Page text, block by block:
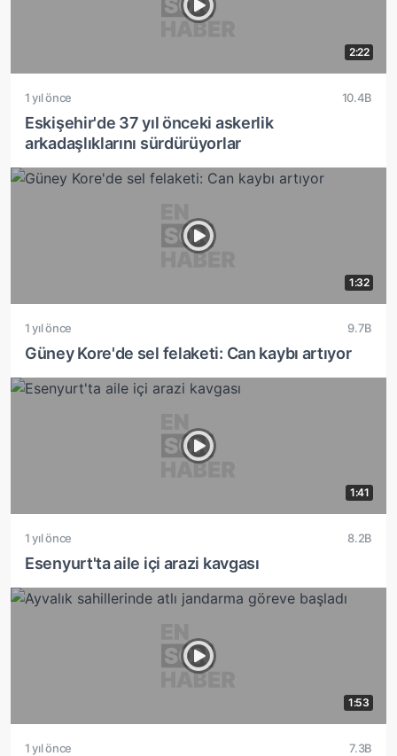
2:22
1 yıl önce 10.4B
Eskişehir'de 37 yıl önceki askerlik
arkadaşlıklarını sürdürüyorlar
1:32
1 yıl önce 9.7B
Güney Kore'de sel felaketi: Can kaybı artıyor
1:41
1 yıl önce 8.2B
Esenyurt'ta aile içi arazi kavgası
1:53
1 yıl önce 7.3B